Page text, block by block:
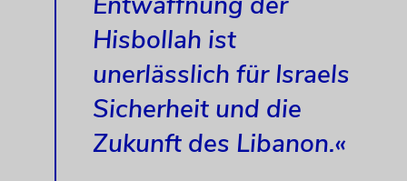
Hisbollah ist
unerlässlich für Israels
Sicherheit und die
Zukunft des Libanon.«